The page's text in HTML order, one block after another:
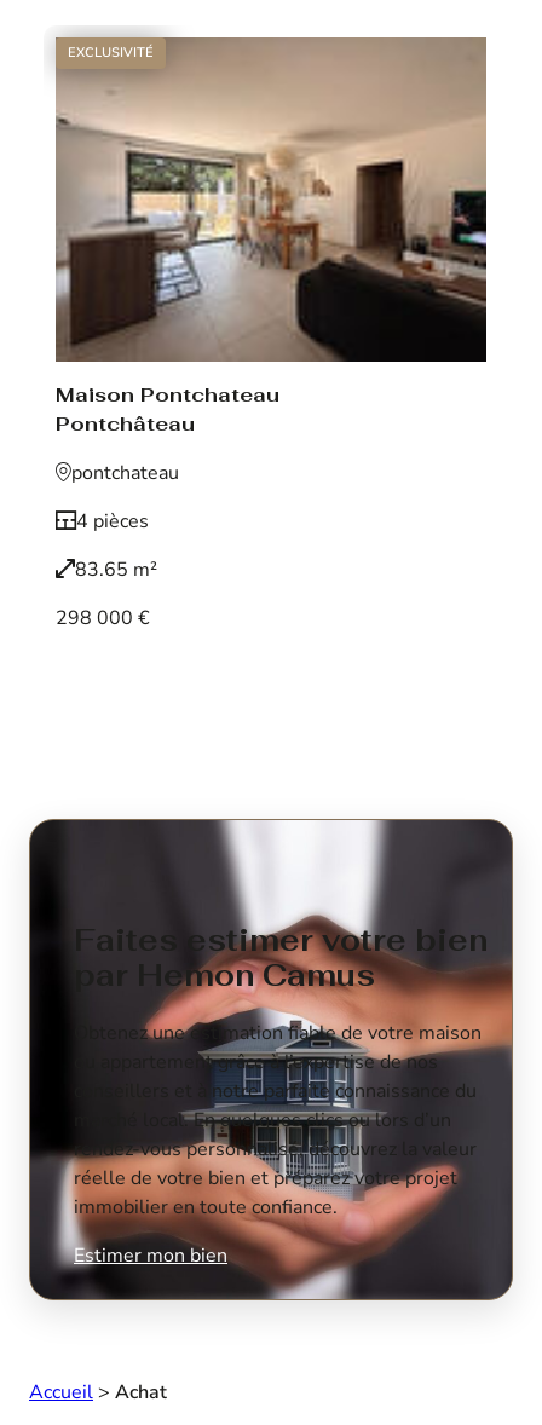
EXCLUSIVITÉ
Maison Pontchateau
Pontchâteau
pontchateau
4 pièces
83.65 m²
298 000 €
Faites estimer votre bien
par Hemon Camus
Obtenez une estimation fiable de votre maison
ou appartement grâce à l’expertise de nos
conseillers et à notre parfaite connaissance du
marché local. En quelques clics ou lors d’un
rendez-vous personnalisé, découvrez la valeur
réelle de votre bien et préparez votre projet
immobilier en toute confiance.
Estimer mon bien
Accueil > Achat